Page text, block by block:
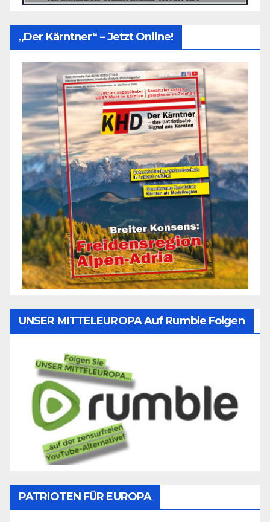
„Der Kärntner“ – Jetzt Online!
UNSER MITTELEUROPA Auf Rumble Folgen
PATRIOTEN FÜR EUROPA